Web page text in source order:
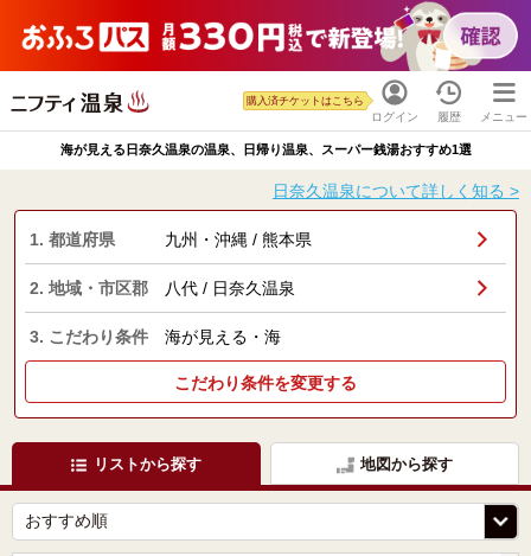
ログイン
購入済チケットはこちら
履歴 メニュー
海が見える日奈久温泉の温泉、日帰り温泉、スーパー銭湯おすすめ1選
日奈久温泉について詳しく知る >
1. 都道府県 九州・沖縄 / 熊本県
2. 地域・市区郡 八代 / 日奈久温泉
3. こだわり条件 海が見える・海
こだわり条件を変更する
リストから探す 地図から探す